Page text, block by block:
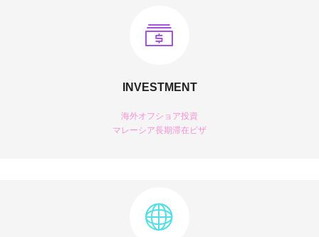
INVESTMENT
海外オフショア投資
マレーシア長期滞在ビザ